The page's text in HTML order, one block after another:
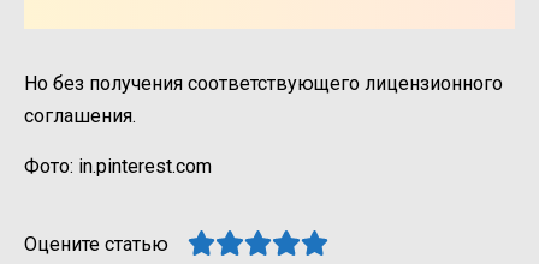
Но без получения соответствующего лицензионного
соглашения.
Фото: in.pinterest.com
Оцените статью